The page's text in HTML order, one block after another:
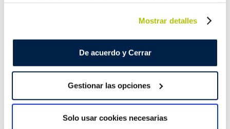
Obtenga más información sobre cómo se procesan sus
sección de datos. Puede cambiar o retirar su
consentimiento en cualquier momento en la Declaración
de cookies.
Las cookies de este sitio web se usan para personalizar
Mostrar detalles
De acuerdo y Cerrar
Gestionar las opciones
Solo usar cookies necesarias
Recogida en cualquier lugar de España y Portugal
Recepción de carga en Barcelona, Madrid,
Alicante, Sevilla, Gran Canaria y Tenerife.
Salidas quincenales y entrega entre 1 y 10 días,
según escala.
Gestionamos toda la documentación y factura
comercial.